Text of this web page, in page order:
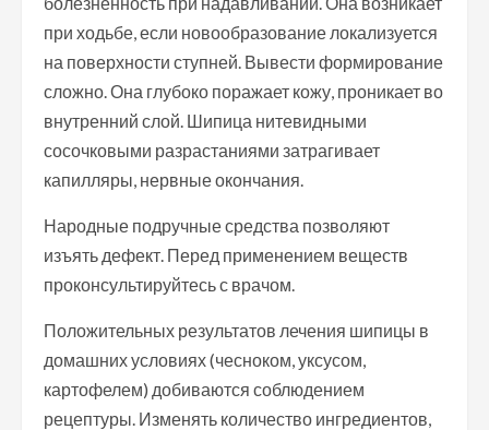
при ходьбе, если новообразование локализуется
на поверхности ступней. Вывести формирование
сложно. Она глубоко поражает кожу, проникает во
внутренний слой. Шипица нитевидными
сосочковыми разрастаниями затрагивает
капилляры, нервные окончания.
Народные подручные средства позволяют
изъять дефект. Перед применением веществ
проконсультируйтесь с врачом.
Положительных результатов лечения шипицы в
домашних условиях (чесноком, уксусом,
картофелем) добиваются соблюдением
рецептуры. Изменять количество ингредиентов,